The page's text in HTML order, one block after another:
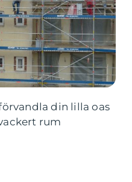
din lilla oas
rum